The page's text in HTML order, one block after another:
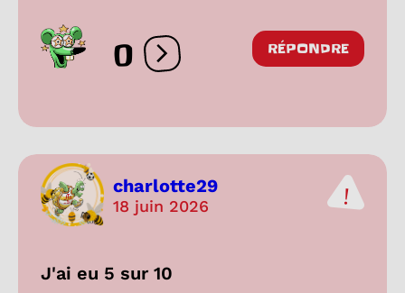
0 Ouvrir les réactions
RÉPONDRE
charlotte29
18 juin 2026
J'ai eu 5 sur 10